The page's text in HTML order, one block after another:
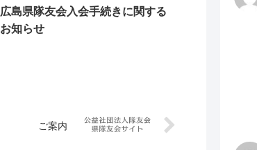
広島県隊友会入会手続きに関する
お知らせ
ご案内